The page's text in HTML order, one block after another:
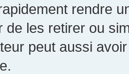
rendre
de les retirer ou
peut aussi